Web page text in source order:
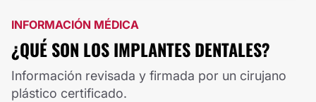
INFORMACIÓN MÉDICA
¿QUÉ SON LOS IMPLANTES DENTALES?
Información revisada y firmada por un cirujano
plástico certificado.